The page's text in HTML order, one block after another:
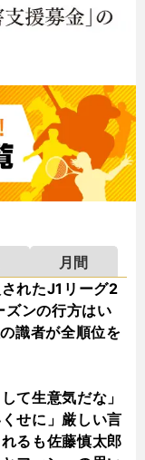
月間
れたJ1リーグ2
ンの行方はい
識者が全順位を
て生意気だな」
くせに」厳しい言
るも佐藤慎太郎